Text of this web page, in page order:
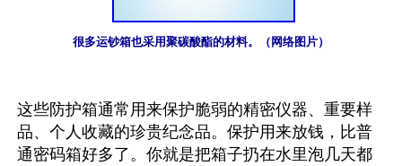
很多运钞箱也采用聚碳酸酯的材料。（网络图片）
这些防护箱通常用来保护脆弱的精密仪器、重要样
品、个人收藏的珍贵纪念品。保护用来放钱，比普
通密码箱好多了。你就是把箱子扔在水里泡几天都